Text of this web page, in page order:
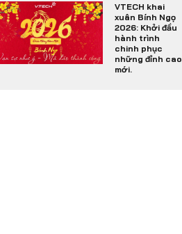
VTECH khai
xuân Bính Ngọ
2026: Khởi đầu
hành trình
chinh phục
những đỉnh cao
mới.